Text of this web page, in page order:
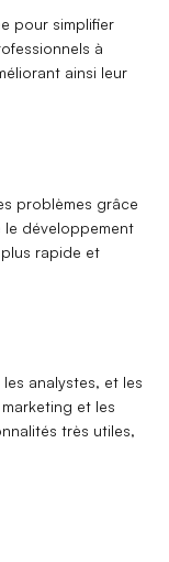
pour simplifier
à
ainsi leur
problèmes grâce
le développement
plus rapide et
analystes, et les
et les
très utiles,